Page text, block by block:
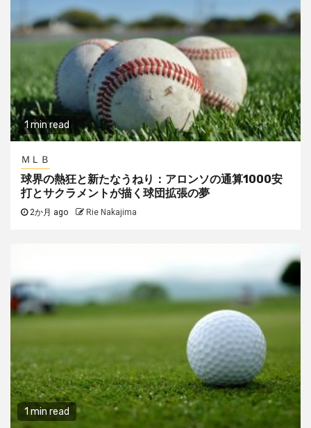
1 min read
ＭＬＢ
球界の熱狂と新たなうねり：アロンソの通算1000安
打とサクラメントが描く球団拡張の夢
2か月 ago Rie Nakajima
1 min read